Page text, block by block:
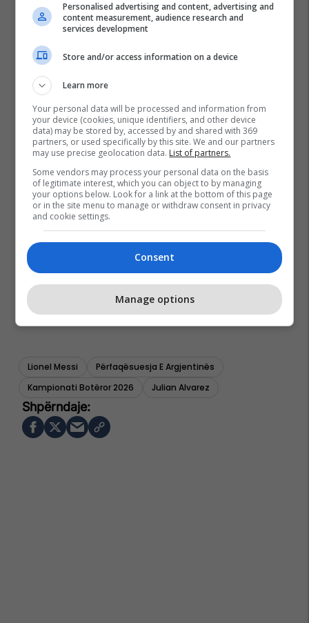
Lionel Messi
Përfaqësuesja E Argjentinës
Kampionati Botëror 2026
Julian Alvarez
Personalised advertising and content, advertising and
content measurement, audience research and
services development
Store and/or access information on a device
Learn more
Your personal data will be processed and information from
your device (cookies, unique identifiers, and other device
data) may be stored by, accessed by and shared with 369
partners, or used specifically by this site. We and our partners
may use precise geolocation data. List of partners.
Some vendors may process your personal data on the basis
of legitimate interest, which you can object to by managing
your options below. Look for a link at the bottom of this page
or in the site menu to manage or withdraw consent in privacy
and cookie settings.
Consent
Manage options